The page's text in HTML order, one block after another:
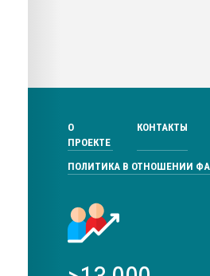
О
ПРОЕКТЕ
КОНТАКТЫ
ПОЛИТИКА В ОТНОШЕНИИ